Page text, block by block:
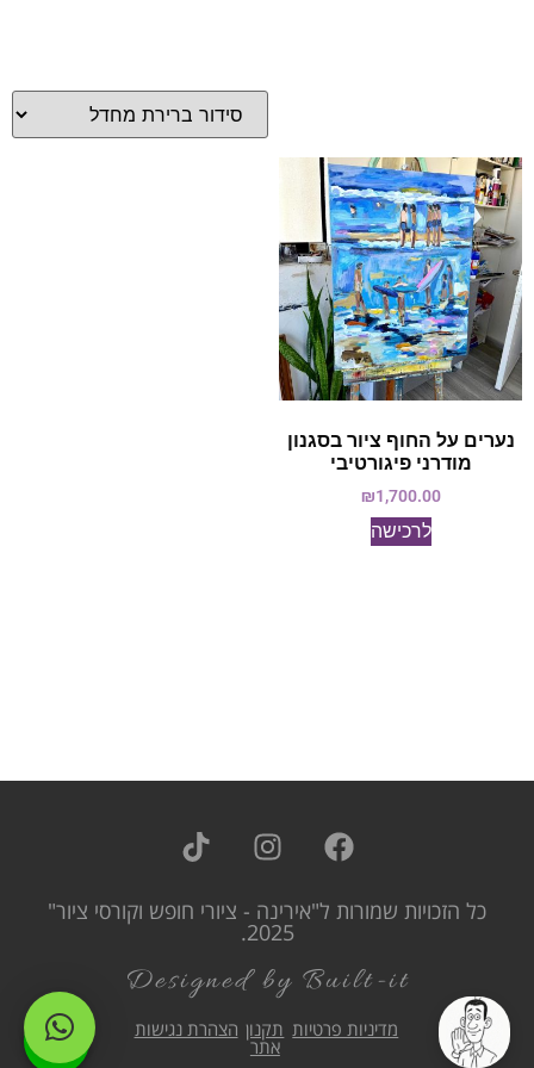
נערים על החוף ציור בסגנון
מודרני פיגורטיבי
₪1,700.00
לרכישה
כל הזכויות שמורות ל"אירינה - ציורי חופש וקורסי ציור"
2025.
Designed by Built-it
מדיניות פרטיות תקנון
אתר
הצהרת נגישות